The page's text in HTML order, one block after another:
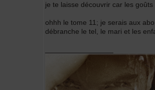
je te laisse découvrir car les
ohhh le tome 11; je serais aux
débranche le tel, le mari et les